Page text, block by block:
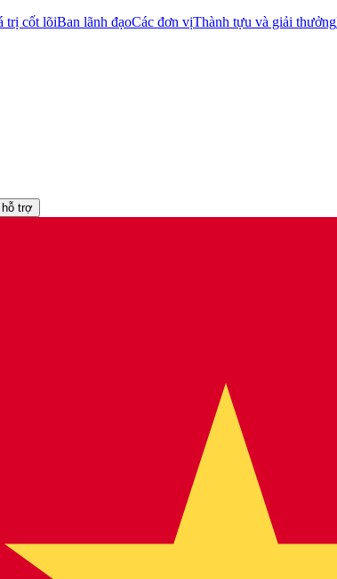
trị cốt lõiBan lãnh đạoCác đơn vịThành tựu và giải thưởng
hỗ trợ